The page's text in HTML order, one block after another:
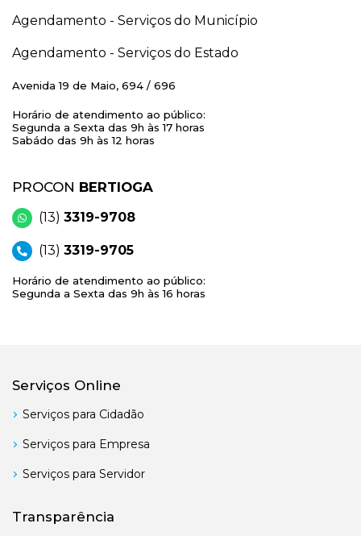
Agendamento - Serviços do Município
Agendamento - Serviços do Estado
Avenida 19 de Maio, 694 / 696
Horário de atendimento ao público:
Segunda a Sexta das 9h às 17 horas
Sabádo das 9h às 12 horas
PROCON BERTIOGA
(13) 3319-9708
(13) 3319-9705
Horário de atendimento ao público:
Segunda a Sexta das 9h às 16 horas
Serviços Online
Serviços para Cidadão
Serviços para Empresa
Serviços para Servidor
Transparência